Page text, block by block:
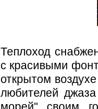
Теплоход
с красивыми
открытом
любителей